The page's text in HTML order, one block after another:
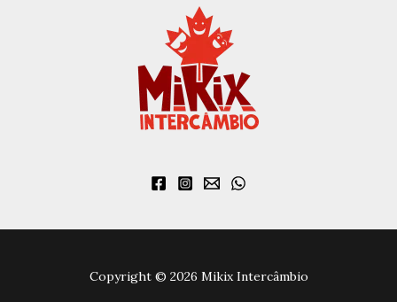
Copyright © 2026 Mikix Intercâmbio